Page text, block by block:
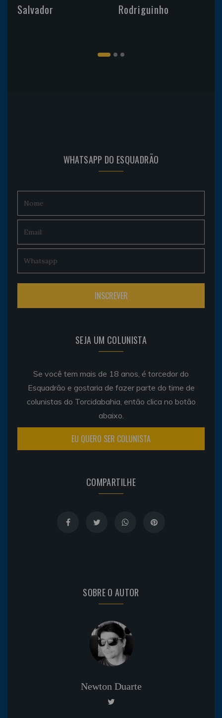
Salvador
Rodriguinho
WHATSAPP DO ESQUADRÃO
SEJA UM COLUNISTA
Se você tem mais de 18 anos, é torcedor do
Esquadrão e gostaria de fazer parte do time de
colunistas do Torcidabahia, então clica no botão
abaixo.
EU QUERO SER COLUNISTA
COMPARTILHE
SOBRE O AUTOR
Newton Duarte